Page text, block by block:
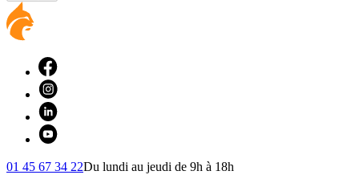
01 45 67 34 22Du lundi au jeudi de 9h à 18h